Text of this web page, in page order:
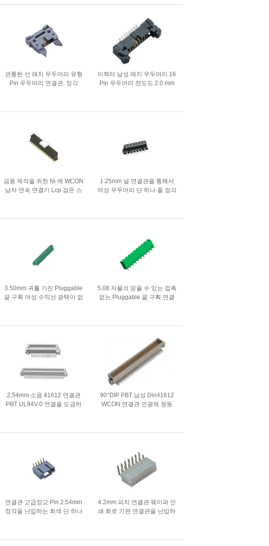
관통된 선 래치 우두머리 유형
Pin 우두머리 연결관, 정각
이젝터 남성 래치 우두머리 16
Pin 우두머리 전도도 2.0 mm
금융 제작을 위한 Ni 에 WCON
남자 연속 연결기 Lcp 검은 스
1.25mm 널 연결관을 통해서
여성 우두머리 단 하나 줄 정각
3.50mm 귀를 가진 Pluggable
끝 구획 여성 수직선 광택이 없
5.08 자물쇠 믿을 수 있는 접촉
없는 Pluggable 끝 구획 연결
2.54mm 소음 41612 연결관
PBT UL94V-0 연결을 도금하
90°DIP PBT 남성 Din41612
WCON 연결관 인광체 청동
연결관 고급장교 Pin 2.54mm
정각을 난입하는 회색 단 하나
4.2mm 피치 연결관 웨이퍼 인
쇄 회로 기판 연결관을 난입하